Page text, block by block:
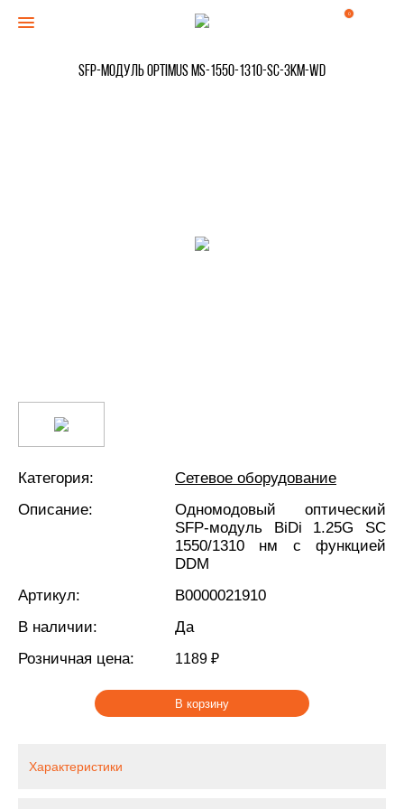
0
SFP-модуль Optimus MS-1550-1310-SC-3km-WD
Категория:
Сетевое оборудование
Описание:
Одномодовый оптический
SFP-модуль BiDi 1.25G SC
1550/1310 нм с функцией
DDM
Артикул:
В0000021910
В наличии:
Да
Розничная цена:
1189 ₽
В корзину
Характеристики